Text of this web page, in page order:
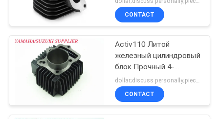
КАРТА
САЙТА
PRIVACY
POLICY
CONTACT
Activ110 Литой
железный цилиндровый
блок Прочный 4-
тактный цилиндровый
мотоциклет
dollar;discuss personally;piece MOQ:Переговоры
CONTACT